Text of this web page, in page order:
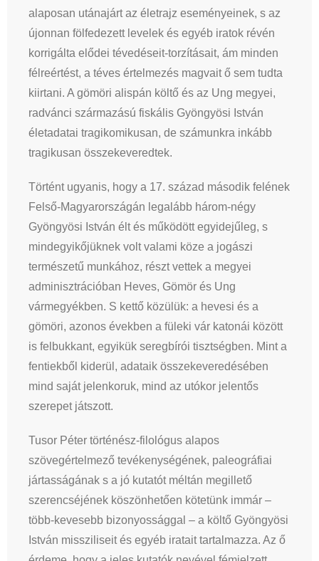
alaposan utánajárt az életrajz eseményeinek, s az
újonnan fölfedezett levelek és egyéb iratok révén
korrigálta elődei tévedéseit-torzításait, ám minden
félreértést, a téves értelmezés magvait ő sem tudta
kiirtani. A gömöri alispán költő és az Ung megyei,
radvánci származású fiskális Gyöngyösi István
életadatai tragikomikusan, de számunkra inkább
tragikusan összekeveredtek.
Történt ugyanis, hogy a 17. század második felének
Felső-Magyarországán legalább három-négy
Gyöngyösi István élt és működött egyidejűleg, s
mindegyikőjüknek volt valami köze a jogászi
természetű munkához, részt vettek a megyei
adminisztrációban Heves, Gömör és Ung
vármegyékben. S kettő közülük: a hevesi és a
gömöri, azonos években a füleki vár katonái között
is felbukkant, egyikük seregbírói tisztségben. Mint a
fentiekből kiderül, adataik összekeveredésében
mind saját jelenkoruk, mind az utókor jelentős
szerepet játszott.
Tusor Péter történész-filológus alapos
szövegértelmező tevékenységének, paleográfiai
jártasságának s a jó kutatót méltán megillető
szerencséjének köszönhetően kötetünk immár –
több-kevesebb bizonyossággal – a költő Gyöngyösi
István missziliseit és egyéb iratait tartalmazza. Az ő